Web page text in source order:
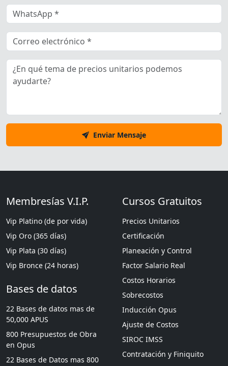
Enviar Mensaje
Membresías V.I.P.
Vip Platino (de por vida)
Vip Oro (365 días)
Vip Plata (30 días)
Vip Bronce (24 horas)
Bases de datos
22 Bases de datos mas de
50,000 APUS
800 Presupuestos de Obra
en Opus
22 Bases de Datos mas 800
Cursos Gratuitos
Precios Unitarios
Certificación
Planeación y Control
Factor Salario Real
Costos Horarios
Sobrecostos
Inducción Opus
Ajuste de Costos
SIROC IMSS
Contratación y Finiquito